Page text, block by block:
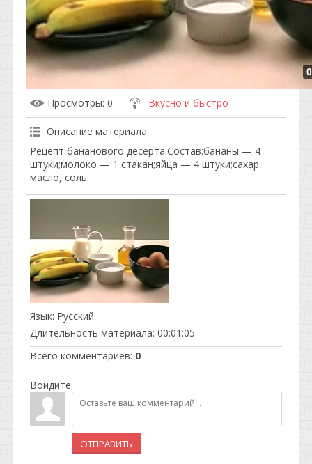
Просмотры: 0 Вкусно и быстро
Описание материала:
Рецепт бананового десерта.Состав:бананы — 4
штуки;молоко — 1 стакан;яйца — 4 штуки;сахар,
масло, соль.
Язык: Русский
Длительность материала: 00:01:05
Всего комментариев: 0
Войдите:
ОТПРАВИТЬ